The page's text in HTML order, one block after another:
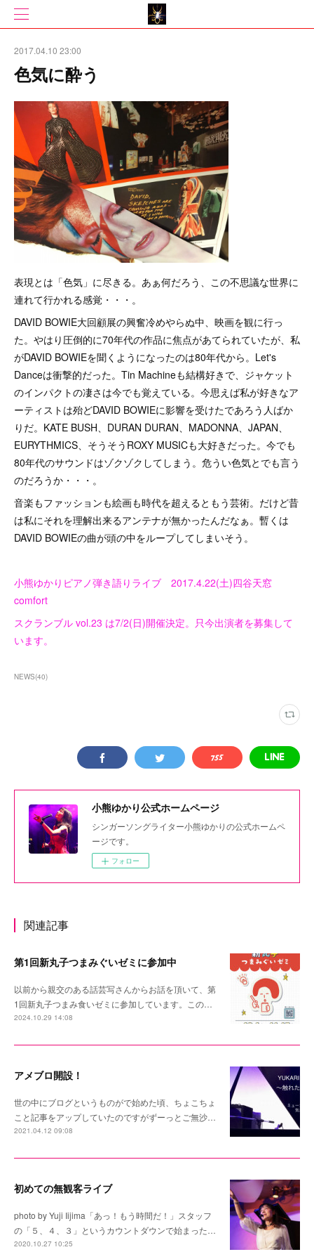
2017.04.10 23:00
色気に酔う
表現とは「色気」に尽きる。あぁ何だろう、この不思議な世界に
連れて行かれる感覚・・・。
DAVID BOWIE大回顧展の興奮冷めやらぬ中、映画を観に行っ
た。やはり圧倒的に70年代の作品に焦点があてられていたが、私
がDAVID BOWIEを聞くようになったのは80年代から。Let's
Danceは衝撃的だった。Tin Machineも結構好きで、ジャケット
のインパクトの凄さは今でも覚えている。今思えば私が好きなア
ーティストは殆どDAVID BOWIEに影響を受けたであろう人ばか
りだ。KATE BUSH、DURAN DURAN、MADONNA、JAPAN、
EURYTHMICS、そうそうROXY MUSICも大好きだった。今でも
80年代のサウンドはゾクゾクしてしまう。危うい色気とでも言う
のだろうか・・・。
音楽もファッションも絵画も時代を超えるともう芸術。だけど昔
は私にそれを理解出来るアンテナが無かったんだなぁ。暫くは
DAVID BOWIEの曲が頭の中をループしてしまいそう。
小熊ゆかりピアノ弾き語りライブ 2017.4.22(土)四谷天窓
comfort
スクランブル vol.23 は7/2(日)開催決定。只今出演者を募集して
います。
NEWS(40)
小熊ゆかり公式ホームページ
シンガーソングライター小熊ゆかりの公式ホームペ
ージです。
フォロー
関連記事
第1回新丸子つまみぐいゼミに参加中
以前から親交のある話芸写さんからお話を頂いて、第
1回新丸子つまみ食いゼミに参加しています。この…
2024.10.29 14:08
アメブロ開設！
世の中にブログというものがで始めた頃、ちょこちょ
こと記事をアップしていたのですがずーっとご無沙…
2021.04.12 09:08
初めての無観客ライブ
photo by Yuji Iijima「あっ！もう時間だ！」スタッフ
の「５、４、３」というカウントダウンで始まった…
2020.10.27 10:25